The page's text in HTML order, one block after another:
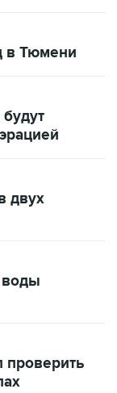
в Тюмени
двух
проверить